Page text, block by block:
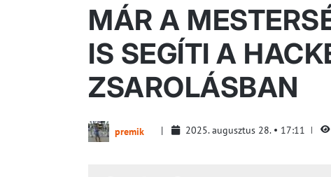
MÁR A
IS SEGÍTI A
ZSAROLÁSBAN
premik 2025. augusztus 28. 17:11